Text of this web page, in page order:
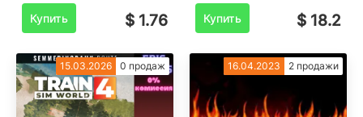
Купить $ 1.76
Купить
$ 18.2
15.03.2026 0 продаж 16.04.2023 2 продажи